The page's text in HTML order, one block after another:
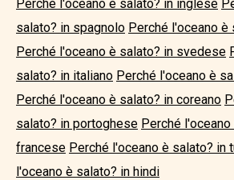
Perché l'oceano è salato? in inglese
salato? in spagnolo Perché l'oceano
Perché l'oceano è salato? in svedese
salato? in italiano Perché l'oceano è
Perché l'oceano è salato? in coreano
salato? in portoghese Perché
francese Perché l'oceano è salato? in
l'oceano è salato? in hindi